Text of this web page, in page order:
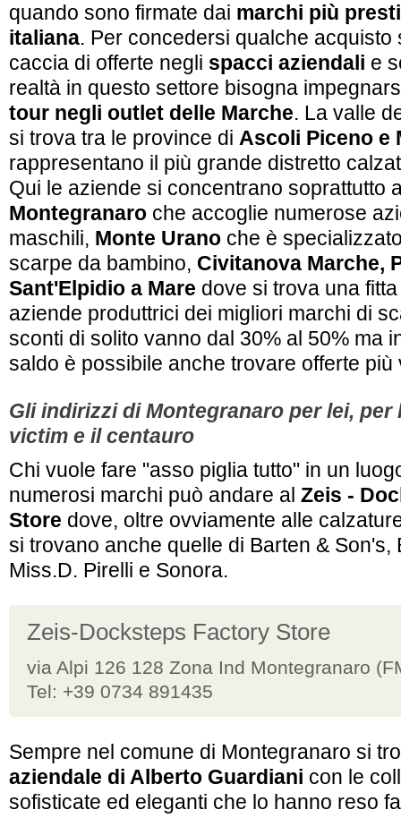
quando sono firmate dai marchi più
italiana. Per concedersi qualche acquisto
caccia di offerte negli spacci aziendali e
realtà in questo settore bisogna
tour negli outlet delle Marche. La valle
si trova tra le province di Ascoli Piceno e
rappresentano il più grande distretto
Qui le aziende si concentrano soprattutto
Montegranaro che accoglie numerose
maschili, Monte Urano che è
scarpe da bambino, Civitanova Marche,
Sant'Elpidio a Mare dove si trova una
aziende produttrici dei migliori marchi di
sconti di solito vanno dal 30% al 50% ma
saldo è possibile anche trovare offerte più
Gli indirizzi di Montegranaro per lei, per
victim e il centauro
Chi vuole fare "asso piglia tutto" in un
numerosi marchi può andare al Zeis -
Store dove, oltre ovviamente alle
si trovano anche quelle di Barten & Son's,
Miss.D. Pirelli e Sonora.
Zeis-Docksteps Factory Store
via Alpi 126 128 Zona Ind Montegranaro
Tel: +39 0734 891435
Sempre nel comune di Montegranaro si
aziendale di Alberto Guardiani con le
sofisticate ed eleganti che lo hanno reso